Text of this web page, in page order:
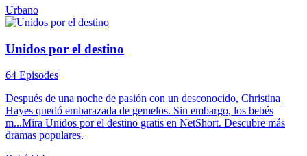
Urbano
Unidos por el destino
64 Episodes
Después de una noche de pasión con un desconocido, Christina
Hayes quedó embarazada de gemelos. Sin embargo, los bebés
m...Mira Unidos por el destino gratis en NetShort. Descubre más
dramas populares.